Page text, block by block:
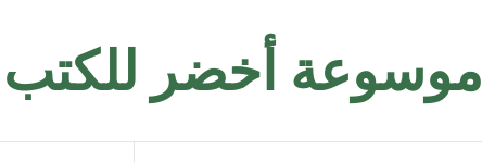
موسوعة أخضر للكتب